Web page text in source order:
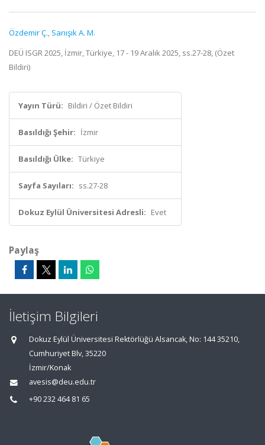
Özdemir Ç., Sarıışık A. M.
DEÜ ISGR 2025, İzmir, Türkiye, 17 - 19 Aralık 2025, ss.27-28, (Özet
Bildiri)
Yayın Türü: Bildiri / Özet Bildiri
Basıldığı Şehir: İzmir
Basıldığı Ülke: Türkiye
Sayfa Sayıları: ss.27-28
Dokuz Eylül Üniversitesi Adresli: Evet
Paylaş
İletişim Bilgileri
Dokuz Eylül Üniversitesi Rektörlüğü Alsancak, No: 144 35210,
Cumhuriyet Blv, 35220
İzmir/Konak
avesis@deu.edu.tr
+90 232 464 81 65